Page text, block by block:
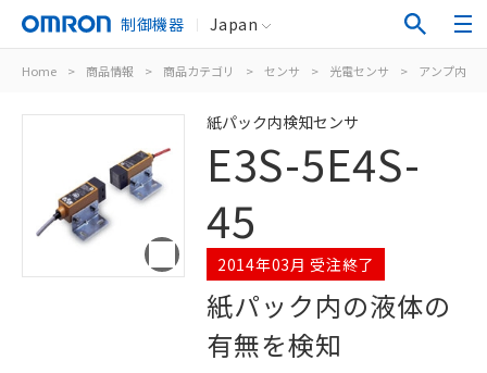
制御機器 Japan
Home > 商品情報 > 商品カテゴリ > センサ > 光電センサ > アンプ内蔵
紙パック内検知センサ
E3S-5E4S-
45
2014年03月 受注終了
紙パック内の液体の
有無を検知